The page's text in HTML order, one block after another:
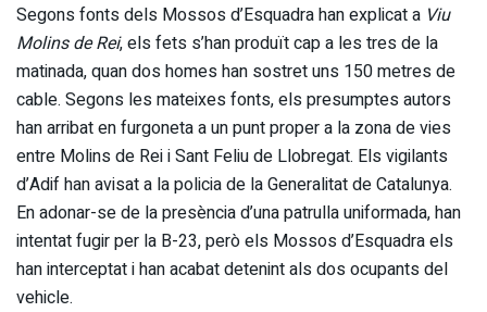
Segons fonts dels Mossos d’Esquadra han explicat a Viu
Molins de Rei, els fets s’han produït cap a les tres de la
matinada, quan dos homes han sostret uns 150 metres de
cable. Segons les mateixes fonts, els presumptes autors
han arribat en furgoneta a un punt proper a la zona de vies
entre Molins de Rei i Sant Feliu de Llobregat. Els vigilants
d’Adif han avisat a la policia de la Generalitat de Catalunya.
En adonar-se de la presència d’una patrulla uniformada, han
intentat fugir per la B-23, però els Mossos d’Esquadra els
han interceptat i han acabat detenint als dos ocupants del
vehicle.